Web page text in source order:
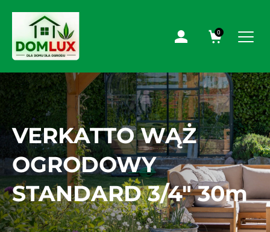
0
VERKATTO WĄŻ
OGRODOWY
STANDARD 3/4″ 30m